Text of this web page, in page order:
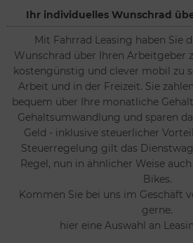
Ihr individuelles Wunschrad
Mit Fahrrad Leasing haben Sie
Wunschrad über Ihren Arbeitgeber
kostengünstig und clever mobil zu
Arbeit und in der Freizeit. Sie
bequem über Ihre monatliche
Gehaltsumwandlung und sparen
Geld - inklusive steuerlicher
Steuerregelung gilt das
Regel, nun in ähnlicher Weise
Bikes.
Kommen Sie bei uns im Geschäft
gerne.
hier eine Auswahl an